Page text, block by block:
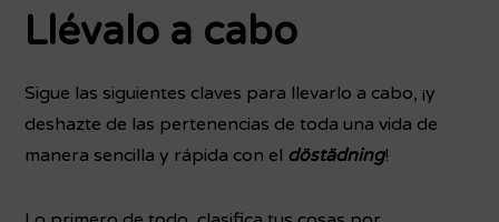
Llévalo a cabo
Sigue las siguientes claves para llevarlo a cabo, ¡y
deshazte de las pertenencias de toda una vida de
manera sencilla y rápida con el döstädning!